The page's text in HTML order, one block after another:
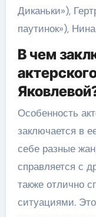
Диканьки»),
паутинок»),
В чем
Особенность
заключается в
себе разные
справляется с
также отлично
ситуациями.